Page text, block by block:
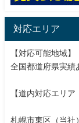
対応エリア
【対応可能地域】
全国都道府県実績
【道内対応エリア
札幌市東区（当社）